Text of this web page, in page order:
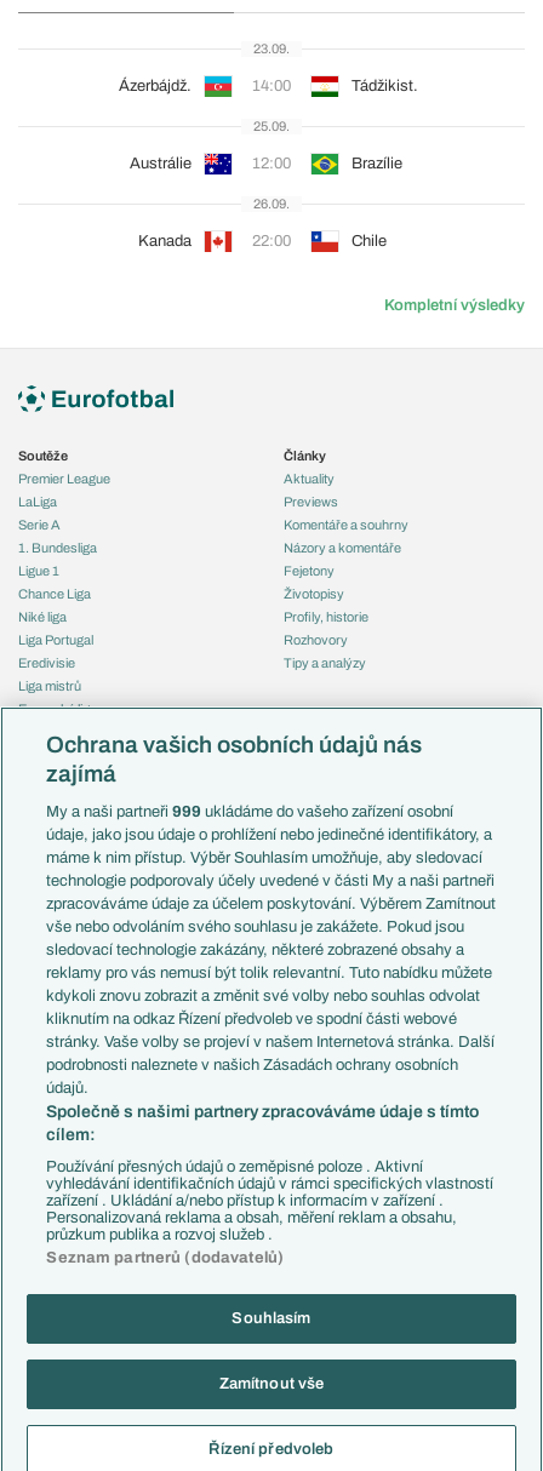
23.09.
Ázerbájdž. 14:00 Tádžikist.
25.09.
Austrálie 12:00 Brazílie
26.09.
Kanada 22:00 Chile
Kompletní výsledky
Soutěže
Premier League
LaLiga
Serie A
1. Bundesliga
Ligue 1
Chance Liga
Niké liga
Liga Portugal
Eredivisie
Liga mistrů
Evropská liga
Mistrovství světa
Liga národů
Témata
Představení týmů MS
EuroSkauting
PL v kostce
Evropské koeficienty
Přestupy
Přestupové spekulace
Zranění
Kluby
Arsenal FC
Chelsea FC
Manchester United
AC Milán
Juventus FC
Bayern Mnichov
FC Barcelona
Real Madrid
Články
Aktuality
Previews
Komentáře a souhrny
Názory a komentáře
Fejetony
Životopisy
Profily, historie
Rozhovory
Tipy a analýzy
Česko
Francie
Itálie
Německo
Španělsko
Argentina
Brazílie
Přestupy
Zápasy
Livescore
Tipovací soutěž
Copyright © 2001-2026 EuroFotbal.cz. Využíváme zpravodajství ČTK.
Informace o zpracování osobních údajů
Ochrana vašich osobních údajů nás
zajímá
My a naši partneři999 ukládáme do vašeho zařízení osobní
údaje, jako jsou údaje o prohlížení nebo jedinečné identifikátory, a
máme k nim přístup. Výběr Souhlasím umožňuje, aby sledovací
technologie podporovaly účely uvedené v části My a naši partneři
zpracováváme údaje za účelem poskytování. Výběrem Zamítnout
vše nebo odvoláním svého souhlasu je zakážete. Pokud jsou
sledovací technologie zakázány, některé zobrazené obsahy a
reklamy pro vás nemusí být tolik relevantní. Tuto nabídku můžete
kdykoli znovu zobrazit a změnit své volby nebo souhlas odvolat
kliknutím na odkaz Řízení předvoleb ve spodní části webové
stránky. Vaše volby se projeví v našem Internetová stránka. Další
podrobnosti naleznete v našich Zásadách ochrany osobních
údajů.
Společně s našimi partnery zpracováváme údaje s tímto
cílem:
Používání přesných údajů o zeměpisné poloze . Aktivní
vyhledávání identifikačních údajů v rámci specifických vlastností
zařízení . Ukládání a/nebo přístup k informacím v zařízení .
Personalizovaná reklama a obsah, měření reklam a obsahu,
průzkum publika a rozvoj služeb .
Seznam partnerů (dodavatelů)
Souhlasím
Zamítnout vše
Řízení předvoleb